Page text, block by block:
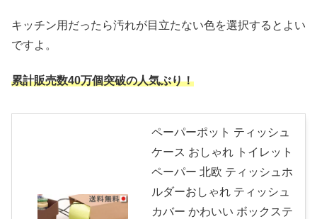
キッチン用だったら汚れが目立たない色を選択するとよい
ですよ。
累計販売数40万個突破の人気ぶり！
ペーパーポット ティッシュ
ケース おしゃれ トイレット
ペーパー 北欧 ティッシュホ
ルダーおしゃれ ティッシュ
カバー かわいい ボックステ